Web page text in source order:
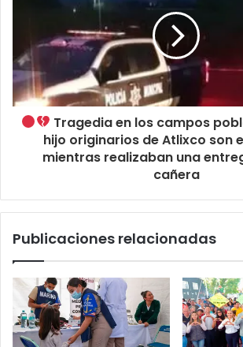
Tragedia en los campos
hijo originarios de Atlixco son
mientras realizaban una
cañera
Publicaciones relacionadas